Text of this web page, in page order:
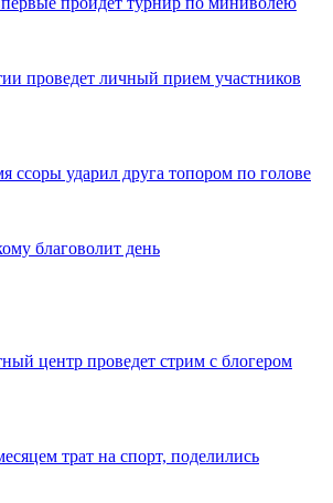
проведет личный прием участников
ссоры ударил друга топором по голове
благоволит день
центр проведет стрим с блогером
трат на спорт, поделились